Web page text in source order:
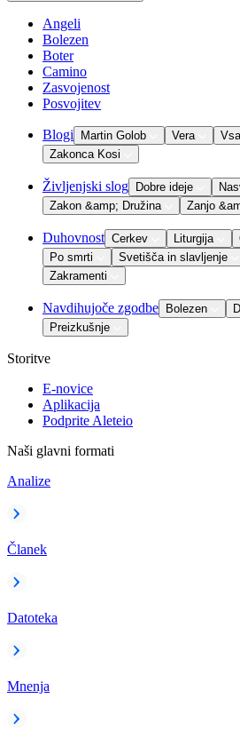
Angeli
Bolezen
Boter
Camino
Zasvojenost
Posvojitev
Blogi Martin Golob Vera
Zakonca Kosi
Življenjski slog Dobre ideje
Zakon &amp; Družina
Zanjo
Duhovnost Cerkev Liturgija
Po smrti
Svetišča in slavljenje
Zakramenti
Navdihujoče zgodbe Bolezen
Preizkušnje
Storitve
E-novice
Aplikacija
Podprite Aleteio
Naši glavni formati
Analize
Članek
Datoteka
Mnenja